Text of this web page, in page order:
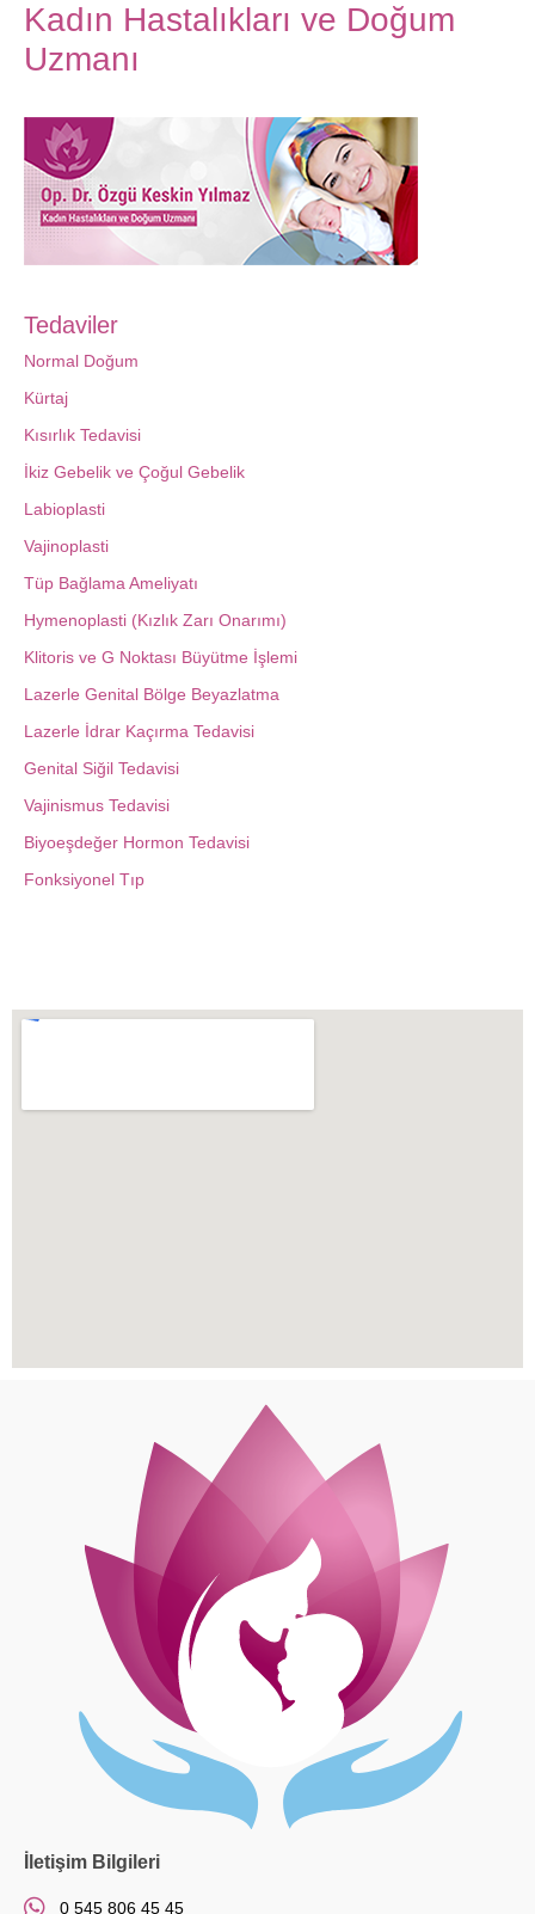
Kadın Hastalıkları ve Doğum
Uzmanı
Tedaviler
Normal Doğum
Kürtaj
Kısırlık Tedavisi
İkiz Gebelik ve Çoğul Gebelik
Labioplasti
Vajinoplasti
Tüp Bağlama Ameliyatı
Hymenoplasti (Kızlık Zarı Onarımı)
Klitoris ve G Noktası Büyütme İşlemi
Lazerle Genital Bölge Beyazlatma
Lazerle İdrar Kaçırma Tedavisi
Genital Siğil Tedavisi
Vajinismus Tedavisi
Biyoeşdeğer Hormon Tedavisi
Fonksiyonel Tıp
İletişim Bilgileri
0 545 806 45 45